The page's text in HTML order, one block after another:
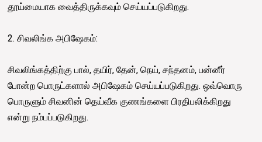
தூய்மையாக வைத்திருக்கவும் செய்யப்படுகிறது.
2. சிவலிங்க அபிஷேகம்:
சிவலிங்கத்திற்கு பால், தயிர், தேன், நெய், சந்தனம், பன்னீர்
போன்ற பொருட்களால் அபிஷேகம் செய்யப்படுகிறது. ஒவ்வொரு
பொருளும் சிவனின் தெய்வீக குணங்களை பிரதிபலிக்கிறது
என்று நம்பப்படுகிறது.